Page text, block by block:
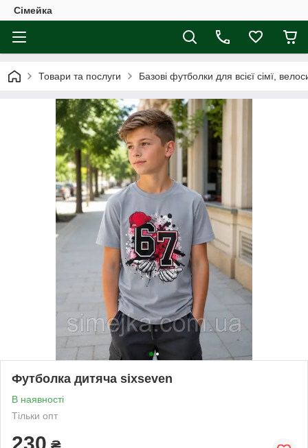
Сімейка
Товари та послуги Базові футболки для всієї сімї,
Футболка дитяча sixseven
В наявності
Тільки опт
230